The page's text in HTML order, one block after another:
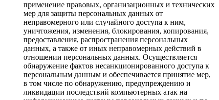
применение правовых, организационных и технических
мер для защиты персональных данных от
неправомерного или случайного доступа к ним,
уничтожения, изменения, блокирования, копирования,
предоставления, распространения персональных
данных, а также от иных неправомерных действий в
отношении персональных данных. Осуществляется
обнаружение фактов несанкционированного доступа к
персональным данным и обеспечивается принятие мер,
в том числе по обнаружению, предупреждению и
ликвидации последствий компьютерных атак на